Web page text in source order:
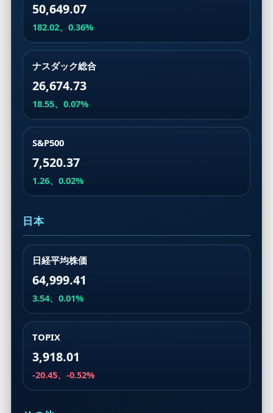
50,649.07
182.02、0.36%
ナスダック総合
26,674.73
18.55、0.07%
S&P500
7,520.37
1.26、0.02%
日本
日経平均株価
64,999.41
3.54、0.01%
TOPIX
3,918.01
-20.45、-0.52%